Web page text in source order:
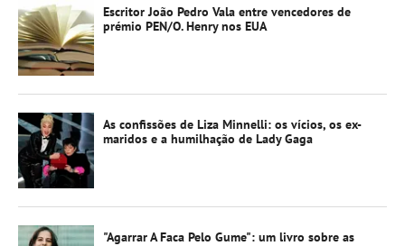
Escritor João Pedro Vala entre vencedores de
prémio PEN/O. Henry nos EUA
As confissões de Liza Minnelli: os vícios, os ex-
maridos e a humilhação de Lady Gaga
"Agarrar A Faca Pelo Gume": um livro sobre as